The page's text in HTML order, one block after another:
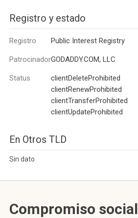
Registro y estado
Registro Public Interest Registry
PatrocinadorGODADDY.COM, LLC
Status
clientDeleteProhibited
clientRenewProhibited
clientTransferProhibited
clientUpdateProhibited
En Otros TLD
Sin dato
Compromiso social